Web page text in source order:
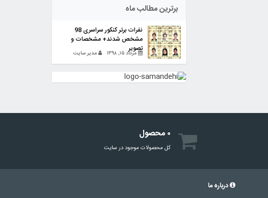
برترین مطالب ماه
نفرات برتر کنکور سراسری 98
مشخص شدند+ مشخصات و
تصویر
مرداد ۱۵, ۱۳۹۸ مدیر سایت
۰ محصول
کل محصولات موجود در سایت
درباره ما